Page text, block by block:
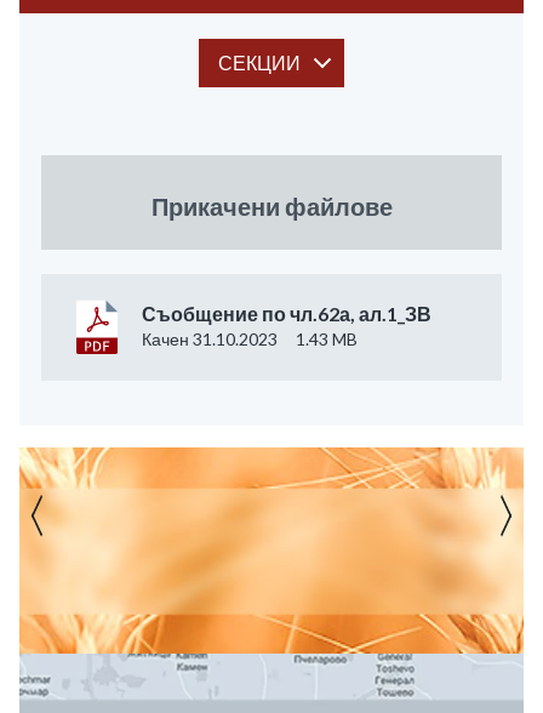
СЕКЦИИ
Прикачени файлове
Съобщение по чл.62а, ал.1_ЗВ
Качен 31.10.2023 1.43 MB